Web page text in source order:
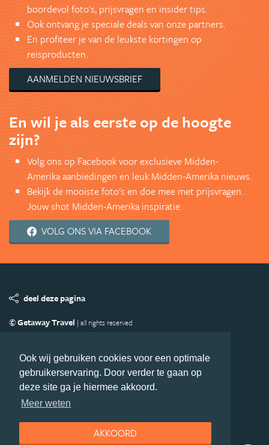
Ook wij gebruiken cookies voor een optimale
gebruikerservaring. Door verder te gaan op
deze site ga je hiermee akkoord.
Meer weten
AKKOORD
boordevol foto's, prijsvragen en insider tips.
Ook ontvang je speciale deals van onze partners.
En profiteer je van de leukste kortingen op
reisproducten.
AANMELDEN NIEUWSBRIEF
En wil je als eerste op de hoogte
zijn?
Volg ons op Facebook voor exclusieve Midden-
Amerika aanbiedingen en leuk Midden-Amerika nieuws.
Bekijk de mooiste foto's en doe mee met prijsvragen.
Jouw shot Midden-Amerika inspiratie.
VOLG ONS VIA FACEBOOK
deel deze pagina
© Getaway Travel | all rights reserved
Copyright
Privacy statement Disclaimer
Cookies
Volg MiddenAmerika.nl
Nieuwsbrief
Facebook